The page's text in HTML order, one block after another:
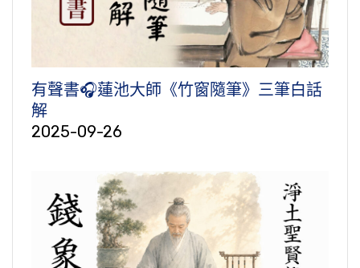
有聲書🎧蓮池大師《竹窗隨筆》三筆白話
解
2025-09-26